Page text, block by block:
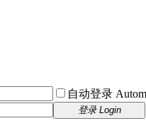
自动登录
登录 Login